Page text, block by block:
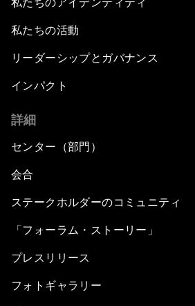
私たちの活動
リーダーシップとガバナンス
インパクト
詳細
センター（部門）
会合
ステークホルダーのコミュニティ
「フォーラム・ストーリー」
プレスリリース
フォトギャラリー